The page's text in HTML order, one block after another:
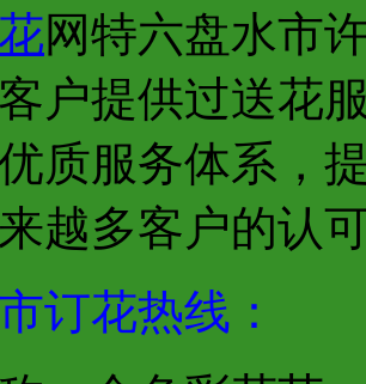
网特六盘水市
客户提供过送花
质服务体系，
越多客户的认
订花热线：